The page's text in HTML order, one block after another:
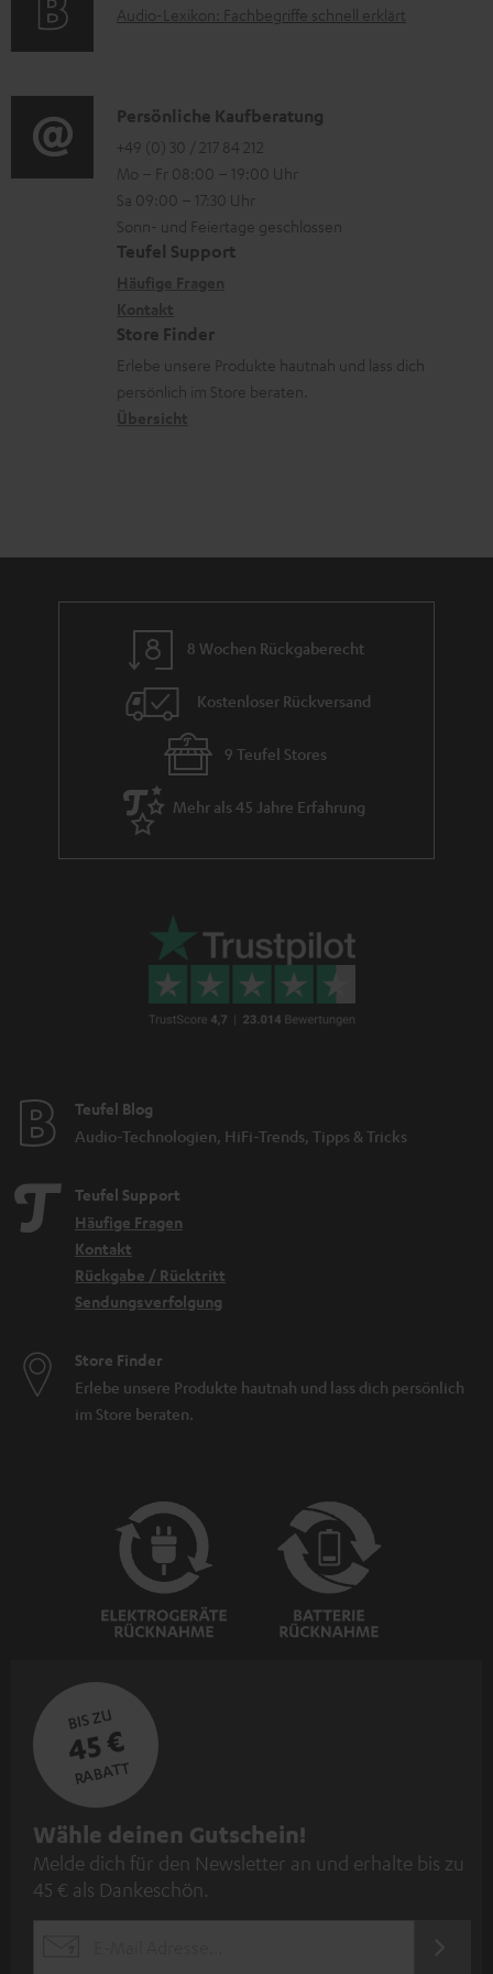
n
m
V
e
r
s
n
d
i
e
n
z
u
r
a
r
a
t
g
e
r
ä
t
ü
c
m
A
i
o
-
L
e
k
o
Audio-Lexikon: Fachbegriffe schnell erklärt
K
o
n
t
a
d
a
Persönliche Kaufberatung
+49 (0) 30 / 217 84 212
Mo – Fr 08:00 – 19:00 Uhr
Sa 09:00 – 17:30 Uhr
Sonn- und Feiertage geschlossen
Teufel Support
Store Finder
Erlebe unsere Produkte hautnah und lass dich
persönlich im Store beraten.
8 Wochen Rückgaberecht
Kostenloser Rückversand
9 Teufel Stores
Mehr als 45 Jahre Erfahrung
Teufel Blog
Audio-Technologien, HiFi-Trends, Tipps & Tricks
Teufel Support
Häufige Fragen
Kontakt
Rückgabe / Rücktritt
Sendungsverfolgung
Store Finder
Erlebe unsere Produkte hautnah und lass dich persönlich
im Store beraten.
BIS ZU
45 €
RABATT
N
e
w
Wähle deinen Gutschein!
Melde dich für den Newsletter an und erhalte bis zu
45 € als Dankeschön.